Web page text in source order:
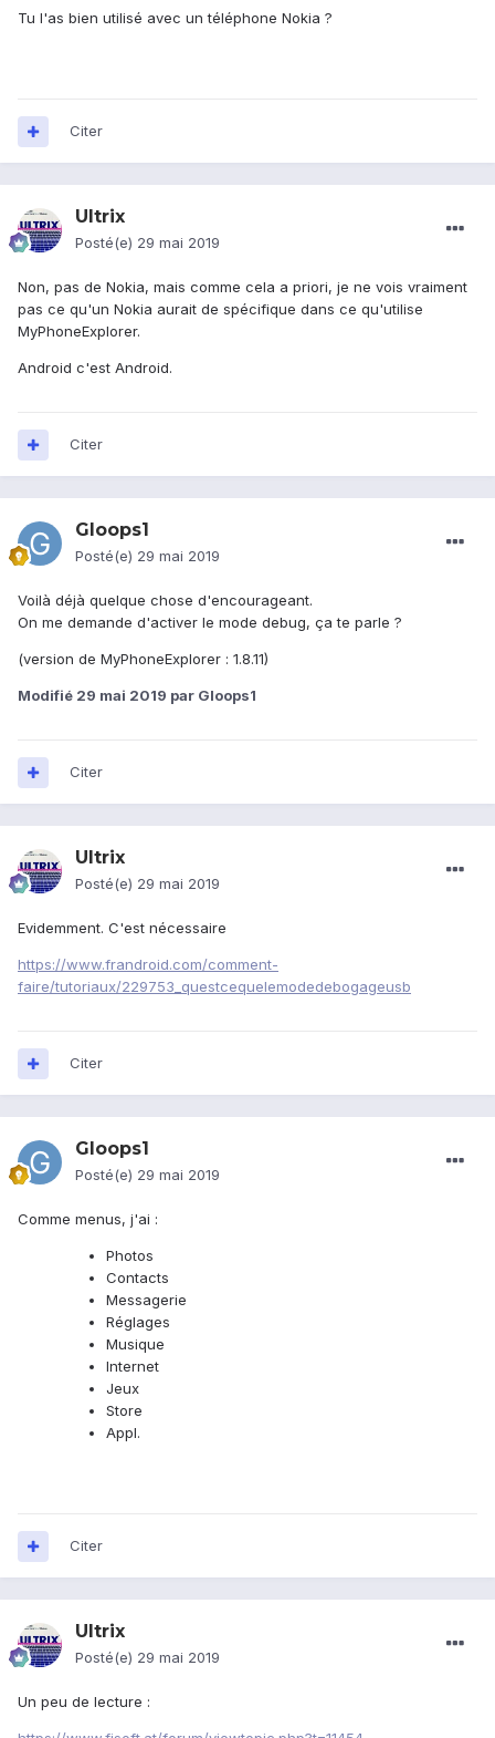
Tu l'as bien utilisé avec un téléphone Nokia ?
Citer
Ultrix
Posté(e) 29 mai 2019
Non, pas de Nokia, mais comme cela a priori, je ne vois vraiment
pas ce qu'un Nokia aurait de spécifique dans ce qu'utilise
MyPhoneExplorer.
Android c'est Android.
Citer
Gloops1
Posté(e) 29 mai 2019
Voilà déjà quelque chose d'encourageant.
On me demande d'activer le mode debug, ça te parle ?
(version de MyPhoneExplorer : 1.8.11)
Modifié 29 mai 2019 par Gloops1
Citer
Ultrix
Posté(e) 29 mai 2019
Evidemment. C'est nécessaire
https://www.frandroid.com/comment-
faire/tutoriaux/229753_questcequelemodedebogageusb
Citer
Gloops1
Posté(e) 29 mai 2019
Comme menus, j'ai :
Photos
Contacts
Messagerie
Réglages
Musique
Internet
Jeux
Store
Appl.
Citer
Ultrix
Posté(e) 29 mai 2019
Un peu de lecture :